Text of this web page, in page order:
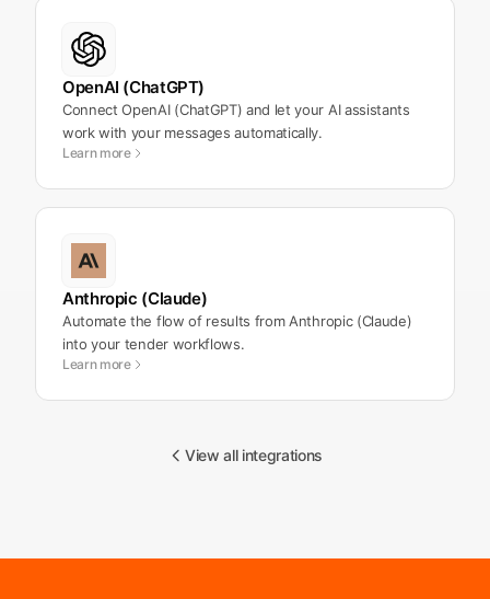
OpenAI (ChatGPT)
Connect OpenAI (ChatGPT) and let your AI assistants
work with your messages automatically.
Learn more
Anthropic (Claude)
Automate the flow of results from Anthropic (Claude)
into your tender workflows.
Learn more
View all integrations